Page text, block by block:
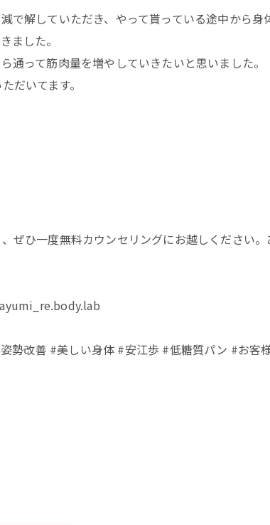
解していただき、やって貰っている途中から身
ました。
って筋肉量を増やしていきたいと思いました。
だいてます。
ぜひ一度無料カウンセリングにお越しください
勢改善 #美しい身体 #安江歩 #低糖質パン #お客